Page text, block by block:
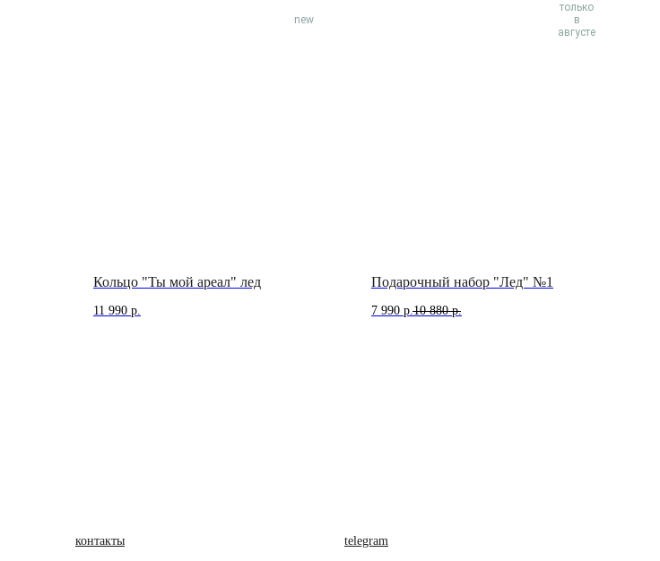
new
Кольцо "Ты мой ареал" лед
11 990 р.
только
в
августе
Подарочный набор "Лед" №1
7 990 р.10 880 р.
контакты
telegram